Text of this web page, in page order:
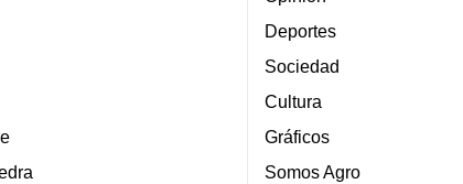
Deportes
Sociedad
Cultura
Gráficos
Somos Agro